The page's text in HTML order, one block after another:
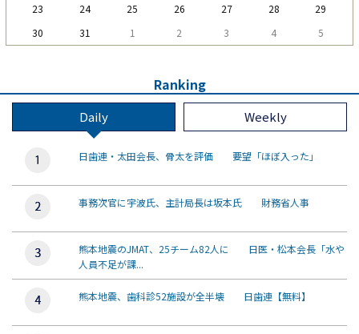
23
24 25 26 27 28
29
30
31 1 2 3 4 5
Ranking
Daily Weekly
日歯連・太田会長、骨太を評価 要望「ほぼ入った」
事務次官に宇波氏、主計局長は坂本氏 財務省人事
熊本地震のJMAT、25チーム82人に 日医・松本会長「水や
人員不足が課...
熊本地震、歯科診52施設が全半壊 日歯連【無料】